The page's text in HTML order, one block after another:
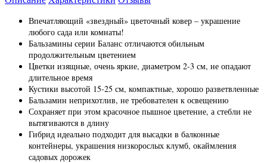
Впечатляющий «звездный» цветочный ковер – украшение
любого сада или комнаты!
Бальзамины серии Баланс отличаются обильным
продолжительным цветением
Цветки изящные, очень яркие, диаметром 2-3 см, не опадают
длительное время
Кустики высотой 15-25 см, компактные, хорошо разветвленные
Бальзамин неприхотлив, не требователен к освещению
Сохраняет при этом красочное пышное цветение, а стебли не
вытягиваются в длину
Гибрид идеально подходит для высадки в балконные
контейнеры, украшения низкорослых клумб, окаймления
садовых дорожек